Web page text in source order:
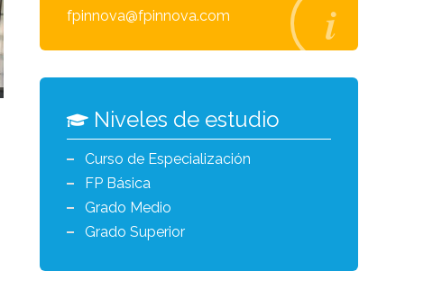
fpinnova@fpinnova.com
Niveles de estudio
Curso de Especialización
FP Básica
Grado Medio
Grado Superior